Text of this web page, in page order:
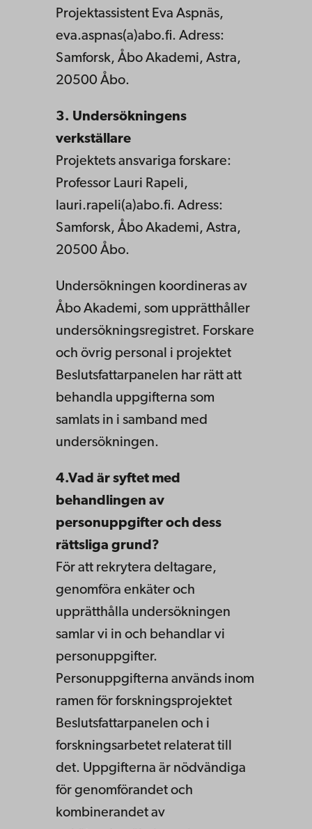
Projektassistent Eva Aspnäs,
eva.aspnas(a)abo.fi. Adress:
Samforsk, Åbo Akademi, Astra,
20500 Åbo.
3. Undersökningens
verkställare
Projektets ansvariga forskare:
Professor Lauri Rapeli,
lauri.rapeli(a)abo.fi. Adress:
Samforsk, Åbo Akademi, Astra,
20500 Åbo.
Undersökningen koordineras av
Åbo Akademi, som upprätthåller
undersökningsregistret. Forskare
och övrig personal i projektet
Beslutsfattarpanelen har rätt att
behandla uppgifterna som
samlats in i samband med
undersökningen.
4.Vad är syftet med
behandlingen av
personuppgifter och dess
rättsliga grund?
För att rekrytera deltagare,
genomföra enkäter och
upprätthålla undersökningen
samlar vi in och behandlar vi
personuppgifter.
Personuppgifterna används inom
ramen för forskningsprojektet
Beslutsfattarpanelen och i
forskningsarbetet relaterat till
det. Uppgifterna är nödvändiga
för genomförandet och
kombinerandet av